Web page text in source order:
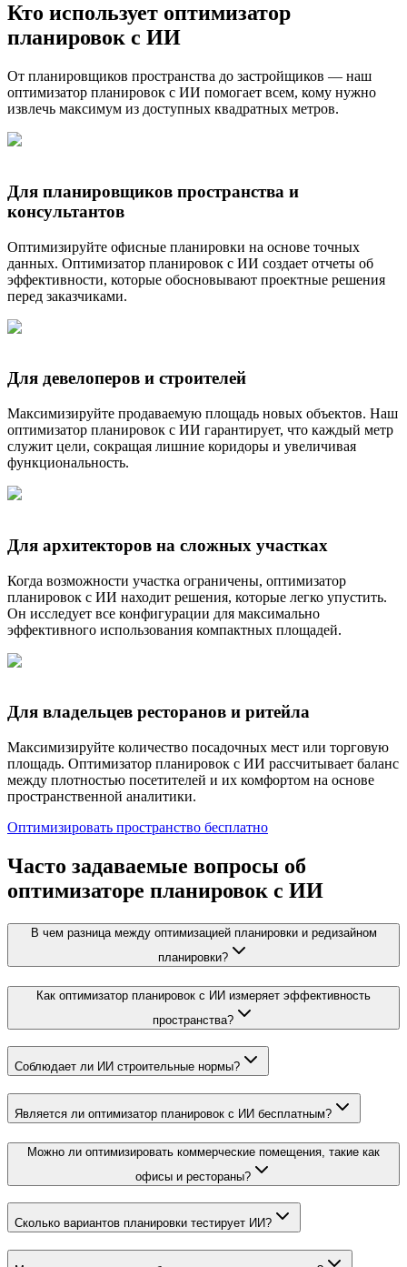
Посмотреть пример отчета
Кто использует оптимизатор
планировок с ИИ
От планировщиков пространства до застройщиков — наш
оптимизатор планировок с ИИ помогает всем, кому нужно
извлечь максимум из доступных квадратных метров.
Для планировщиков пространства и
консультантов
Оптимизируйте офисные планировки на основе точных
данных. Оптимизатор планировок с ИИ создает отчеты об
эффективности, которые обосновывают проектные решения
перед заказчиками.
Для девелоперов и строителей
Максимизируйте продаваемую площадь новых объектов. Наш
оптимизатор планировок с ИИ гарантирует, что каждый метр
служит цели, сокращая лишние коридоры и увеличивая
функциональность.
Для архитекторов на сложных участках
Когда возможности участка ограничены, оптимизатор
планировок с ИИ находит решения, которые легко упустить.
Он исследует все конфигурации для максимально
эффективного использования компактных площадей.
Для владельцев ресторанов и ритейла
Максимизируйте количество посадочных мест или торговую
площадь. Оптимизатор планировок с ИИ рассчитывает баланс
между плотностью посетителей и их комфортом на основе
пространственной аналитики.
Оптимизировать пространство бесплатно
Часто задаваемые вопросы об
оптимизаторе планировок с ИИ
В чем разница между оптимизацией планировки и редизайном
планировки?
Как оптимизатор планировок с ИИ измеряет эффективность
пространства?
Соблюдает ли ИИ строительные нормы?
Является ли оптимизатор планировок с ИИ бесплатным?
Можно ли оптимизировать коммерческие помещения, такие как
офисы и рестораны?
Сколько вариантов планировки тестирует ИИ?